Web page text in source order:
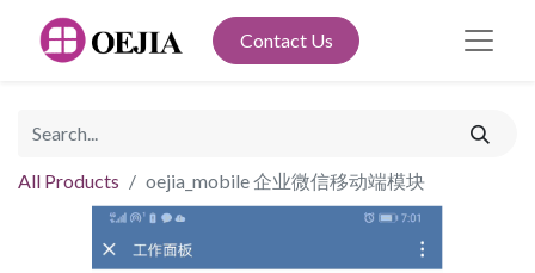
Contact Us
All Products oejia_mobile 企业微信移动端模块